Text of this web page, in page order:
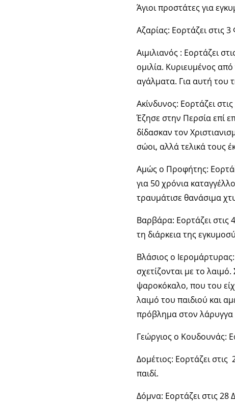
Άγιοι προστάτες για
Αζαρίας: Εορτάζει στις
Αιμιλιανός : Εορτάζει
ομιλία. Κυριευμένος
αγάλματα. Για αυτή του
Ακίνδυνος: Εορτάζει
Έζησε στην Περσία επί
δίδασκαν τον
σώοι, αλλά τελικά τους
Αμώς ο Προφήτης:
για 50 χρόνια
τραυμάτισε θανάσιμα
Βαρβάρα: Εορτάζει στις
τη διάρκεια της
Βλάσιος ο
σχετίζονται με το
ψαροκόκαλο, που του
λαιμό του παιδιού και
πρόβλημα στον λάρυγγα
Γεώργιος ο Κουδουνάς:
Δομέτιος: Εορτάζει
παιδί.
Δόμνα: Εορτάζει στις 28